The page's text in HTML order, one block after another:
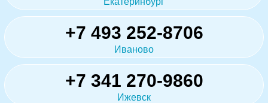
+7 493 252-8706
Иваново
+7 341 270-9860
Ижевск